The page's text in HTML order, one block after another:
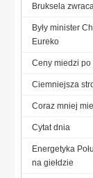
Bruksela
Były minister
Eureko
Ceny miedzi
Ciemniejsza
Coraz mniej
Cytat dnia
Energetyka
na giełdzie